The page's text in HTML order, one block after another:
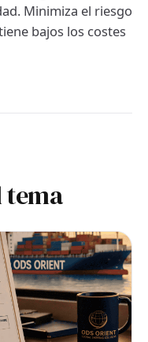
Minimiza el riesgo
bajos los costes
tema